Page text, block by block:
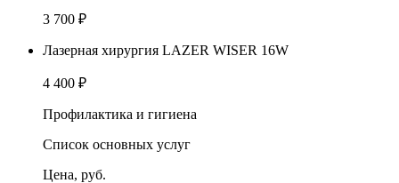
3 700 ₽
Лазерная хирургия LAZER WISER 16W
4 400 ₽
Профилактика и гигиена
Список основных услуг
Цена, руб.